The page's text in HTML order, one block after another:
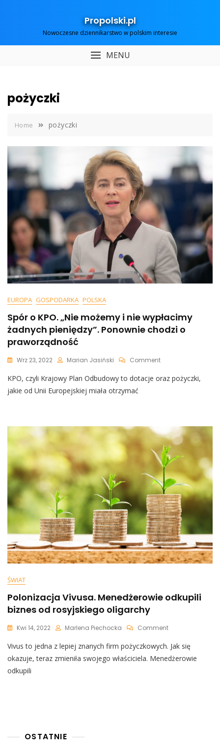
Propolski.pl
Nowoczesne dziennikarstwo w polskim interesie
MENU
pożyczki
Home pożyczki
EUROPA GOSPODARKA POLSKA
Spór o KPO. „Nie możemy i nie wypłacimy
żadnych pieniędzy”. Ponownie chodzi o
praworządność
Wrz 23, 2022 Marian Jasiński CommentOn
O
Wypłacimy
Żadnych
Pieniędzy”.
Ponownie
Chodzi
O
Praworządność
KPO, czyli Krajowy Plan Odbudowy to dotacje oraz pożyczki,
jakie od Unii Europejskiej miała otrzymać
ŚWIAT
Polonizacja Vivusa. Menedżerowie odkupili
biznes od rosyjskiego oligarchy
Kwi 14, 2022 Marlena Piechocka CommentOn
Vivusa.
Menedżerowie
Vivus to jedna z lepiej znanych firm pożyczkowych. Jak się
okazuje, teraz zmieniła swojego właściciela. Menedżerowie
odkupili
OSTATNIE